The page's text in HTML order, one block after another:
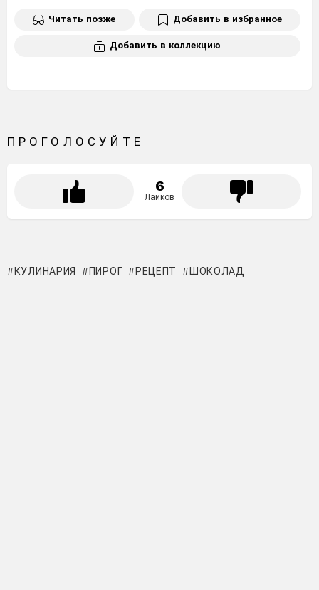
Читать позже Добавить в избранное
Добавить в коллекцию
ПРОГОЛОСУЙТЕ
6
Лайков
КУЛИНАРИЯ ПИРОГ РЕЦЕПТ ШОКОЛАД